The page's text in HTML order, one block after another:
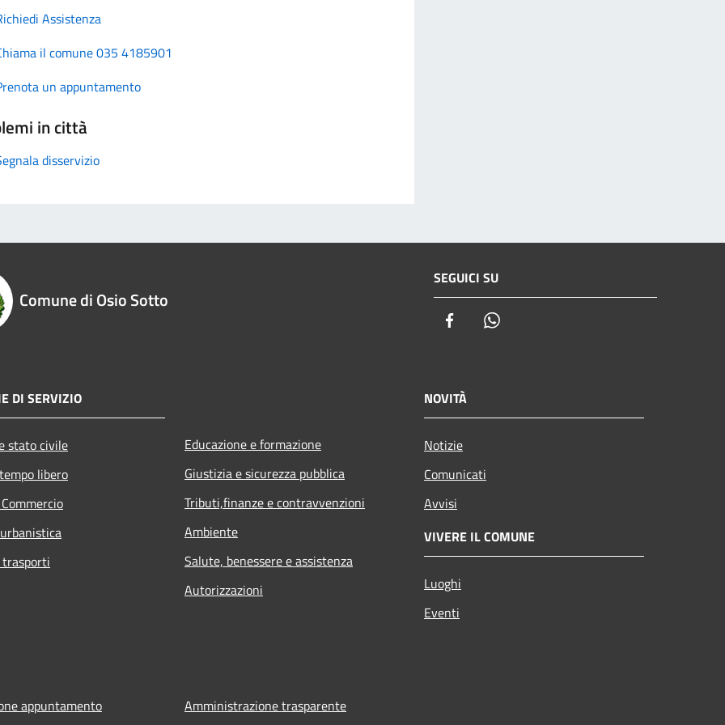
Assistenza
il comune 035 4185901
un appuntamento
in città
disservizio
Comune di Osio Sotto
SEGUICI SU
Facebook
DI SERVIZIO
stato civile
libero
Educazione e formazione
Giustizia e sicurezza pubblica
Tributi,finanze e contravvenzioni
Ambiente
Salute, benessere e assistenza
Autorizzazioni
NOVITÀ
Notizie
Comunicati
Avvisi
VIVERE IL COMUNE
Luoghi
Eventi
appuntamento
Amministrazione trasparente